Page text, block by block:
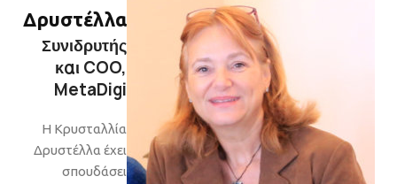
Δρυστέλλα
Συνιδρυτής
και COO,
MetaDigi
H Κρυσταλλία
Δρυστέλλα έχει
σπουδάσει